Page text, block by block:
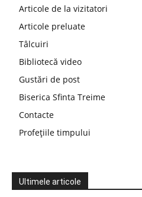
Articole de la vizitatori
Articole preluate
Tâlcuiri
Bibliotecă video
Gustări de post
Biserica Sfinta Treime
Contacte
Profețiile timpului
Ultimele articole